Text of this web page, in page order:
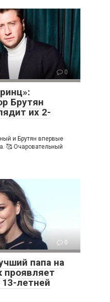
0
Брутян
их 2-
и Брутян впервые
🥰 Очаровательный
0
папа на
проявляет
летней